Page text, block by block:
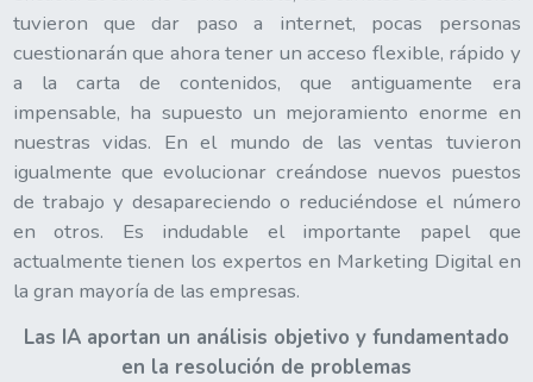
tuvieron que dar paso a internet, pocas personas
cuestionarán que ahora tener un acceso flexible, rápido y
a la carta de contenidos, que antiguamente era
impensable, ha supuesto un mejoramiento enorme en
nuestras vidas. En el mundo de las ventas tuvieron
igualmente que evolucionar creándose nuevos puestos
de trabajo y desapareciendo o reduciéndose el número
en otros. Es indudable el importante papel que
actualmente tienen los expertos en Marketing Digital en
la gran mayoría de las empresas.
Las IA aportan un análisis objetivo y fundamentado
en la resolución de problemas